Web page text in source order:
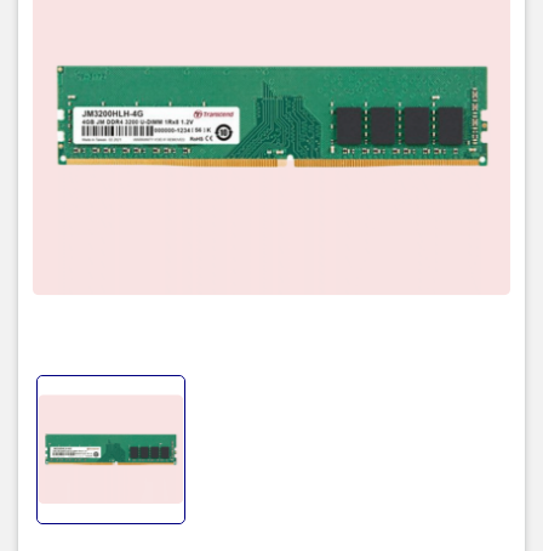
JM3200HLH-4G DDR4
3200 Mhz
nhiệt độ hoạt động và tải điện trên bộ điều khiển bộ nhớ để tiết
TIC.VN– Nhà phân phối và cung cấp giải pháp công nghệ uy tín
tại Việt Nam. Chúng tôi chuyên cung cấp đa dạng sản phẩm:
giám sát
Màn hình tương tác